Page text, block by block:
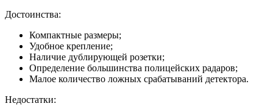
Достоинства:
Компактные размеры;
Удобное крепление;
Наличие дублирующей розетки;
Определение большинства полицейских радаров;
Малое количество ложных срабатываний детектора.
Недостатки: